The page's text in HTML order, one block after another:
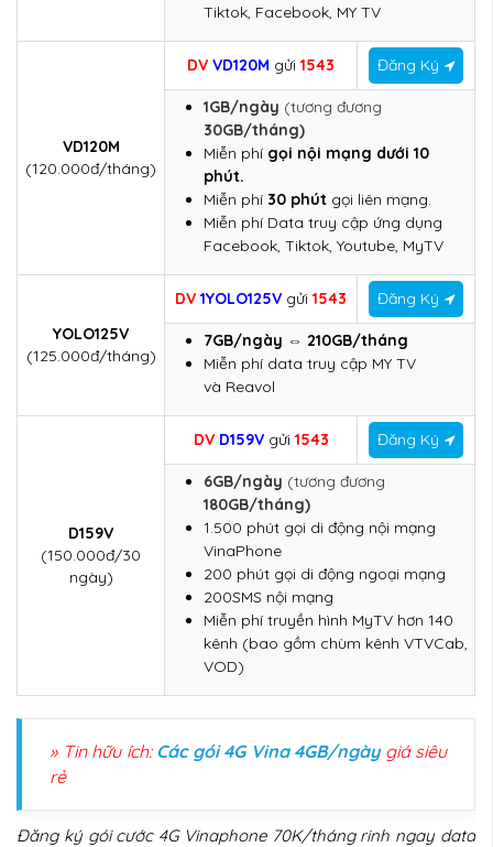
Tiktok, Facebook, MY TV
VD120M
(120.000đ/tháng)
DV VD120M gửi 1543 Đăng Ký
1GB/ngày (tương đương
30GB/tháng)
Miễn phí gọi nội mạng dưới 10
phút.
Miễn phí 30 phút gọi liên mạng.
Miễn phí Data truy cập ứng dụng
Facebook, Tiktok, Youtube, MyTV
YOLO125V
(125.000đ/tháng)
DV 1YOLO125V gửi 1543 Đăng Ký
7GB/ngày ⇔ 210GB/tháng
Miễn phí data truy cập MY TV
và Reavol
D159V
(150.000đ/30
ngày)
DV D159V gửi 1543 Đăng Ký
6GB/ngày (tương đương
180GB/tháng)
1.500 phút gọi di động nội mạng
VinaPhone
200 phút gọi di động ngoại mạng
200SMS nội mạng
Miễn phí truyền hình MyTV hơn 140
kênh (bao gồm chùm kênh VTVCab,
VOD)
» Tin hữu ích: Các gói 4G Vina 4GB/ngàygiá siêu
rẻ
Đăng ký gói cước 4G Vinaphone 70K/tháng rinh ngay data